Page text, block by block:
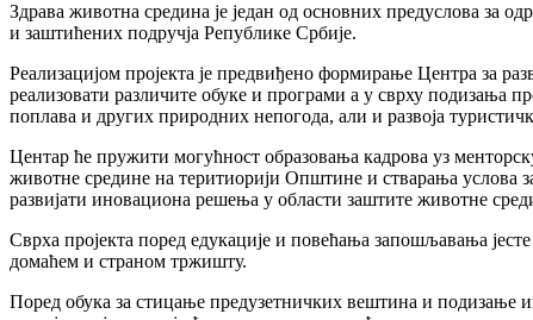
Здрава животна средина је један од основних предуслова за
и заштићених подручја Републике Србије.
Реализацијом пројекта је предвиђено формирање Центра за
реализовати различите обуке и програми а у сврху
поплава и других природних непогода, али и развоја
Центар ће пружити могућност образовања кадрова уз
животне средине на теритиорији Општине и стварања услова
развијати иновациона решења у области заштите животне
Сврха пројекта поред едукације и повећања запошљавања
домаћем и страном тржишту.
Поред обука за стицање предузетничких вештина и подизање